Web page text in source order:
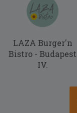
LAZA Burger'n
Bistro - Budapest
IV.